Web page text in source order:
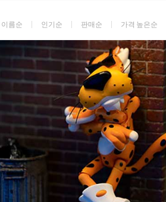
이름순 인기순 판매순 가격 높은순